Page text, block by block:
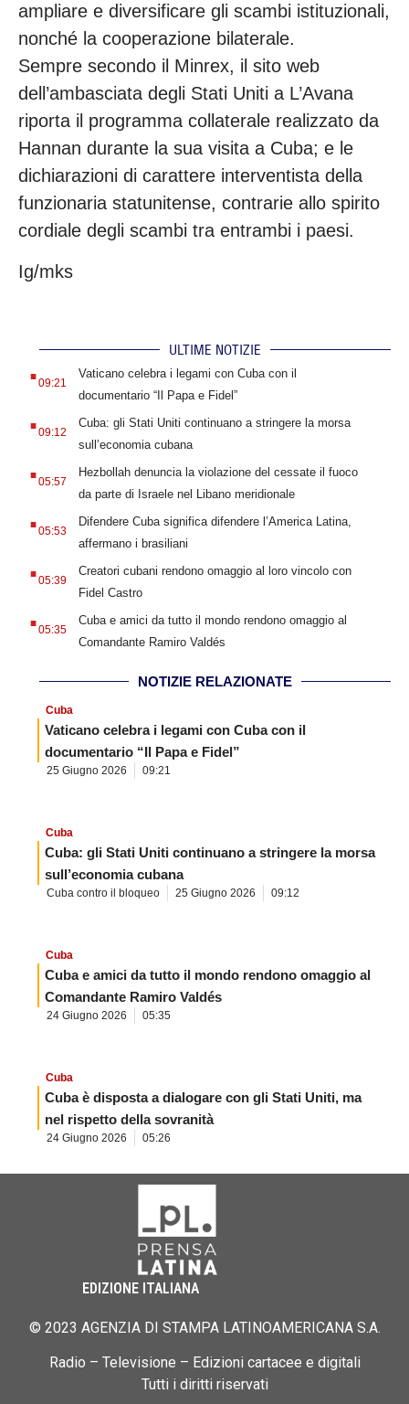
ampliare e diversificare gli scambi istituzionali,
nonché la cooperazione bilaterale.
Sempre secondo il Minrex, il sito web
dell’ambasciata degli Stati Uniti a L’Avana
riporta il programma collaterale realizzato da
Hannan durante la sua visita a Cuba; e le
dichiarazioni di carattere interventista della
funzionaria statunitense, contrarie allo spirito
cordiale degli scambi tra entrambi i paesi.
Ig/mks
ULTIME NOTIZIE
.09:21
Vaticano celebra i legami con Cuba con il
documentario “Il Papa e Fidel”
.09:12
Cuba: gli Stati Uniti continuano a stringere la morsa
sull’economia cubana
.05:57
Hezbollah denuncia la violazione del cessate il fuoco
da parte di Israele nel Libano meridionale
.05:53
Difendere Cuba significa difendere l’America Latina,
affermano i brasiliani
.05:39
Creatori cubani rendono omaggio al loro vincolo con
Fidel Castro
.05:35
Cuba e amici da tutto il mondo rendono omaggio al
Comandante Ramiro Valdés
NOTIZIE RELAZIONATE
Cuba
Vaticano celebra i legami con Cuba con il
documentario “Il Papa e Fidel”
25 Giugno 2026 09:21
Cuba
Cuba: gli Stati Uniti continuano a stringere la morsa
sull’economia cubana
Cuba contro il bloqueo 25 Giugno 2026 09:12
Cuba
Cuba e amici da tutto il mondo rendono omaggio al
Comandante Ramiro Valdés
24 Giugno 2026 05:35
Cuba
Cuba è disposta a dialogare con gli Stati Uniti, ma
nel rispetto della sovranità
24 Giugno 2026 05:26
EDIZIONE ITALIANA
© 2023 AGENZIA DI STAMPA LATINOAMERICANA S.A.
Radio – Televisione – Edizioni cartacee e digitali
Tutti i diritti riservati